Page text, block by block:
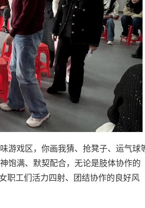
游戏区，你画我猜、抢凳子、运气球
饱满、默契配合，无论是肢体协作的
职工们活力四射、团结协作的良好风